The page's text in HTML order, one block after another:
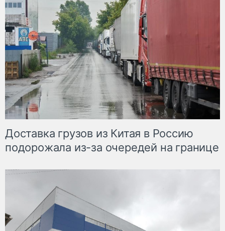
Доставка грузов из Китая в Россию
подорожала из-за очередей на границе